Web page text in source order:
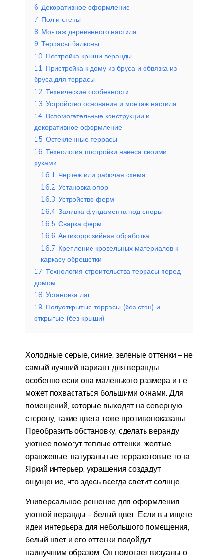
6 Декоративное оформление
7 Пол и стены
8 Монтаж деревянного настила
9 Террасы-балконы
10 Постройка крыши веранды
11 Пристройка к дому из бруса и обвязка из
бруса для террасы
12 Технические особенности
13 Устройство основания и монтаж настила
14 Вспомогательные конструкции и
декоративное оформление
15 Остекленные террасы
16 Технология постройки навеса своими
руками
16.1 Чертеж или рабочая схема
16.2 Установка опор
16.3 Устройство ферм
16.4 Заливка фундамента под опоры
16.5 Сварка ферм
16.6 Антикоррозийная обработка
16.7 Крепление кровельных материалов к
каркасу обрешетки
17 Технология строительства террасы перед
домом
18 Установка лаг
19 Полуоткрытые террасы (без стен) и
открытые (без крыши)
Холодные серые, синие, зеленые оттенки – не
самый лучший вариант для веранды,
особенно если она маленького размера и не
может похвастаться большими окнами. Для
помещений, которые выходят на северную
сторону, такие цвета тоже противопоказаны.
Преобразить обстановку, сделать веранду
уютнее помогут теплые оттенки: желтые,
оранжевые, натуральные терракотовые тона.
Яркий интерьер, украшения создадут
ощущение, что здесь всегда светит солнце.
Универсальное решение для оформления
уютной веранды – белый цвет. Если вы ищете
идеи интерьера для небольшого помещения,
белый цвет и его оттенки подойдут
наилучшим образом. Он помогает визуально